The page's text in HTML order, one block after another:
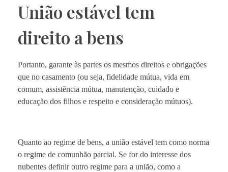
União estável tem
direito a bens
Portanto, garante às partes os mesmos direitos e obrigações
que no casamento (ou seja, fidelidade mútua, vida em
comum, assistência mútua, manutenção, cuidado e
educação dos filhos e respeito e consideração mútuos).
Quanto ao regime de bens, a união estável tem como norma
o regime de comunhão parcial. Se for do interesse dos
nubentes definir outro regime para a união, como a